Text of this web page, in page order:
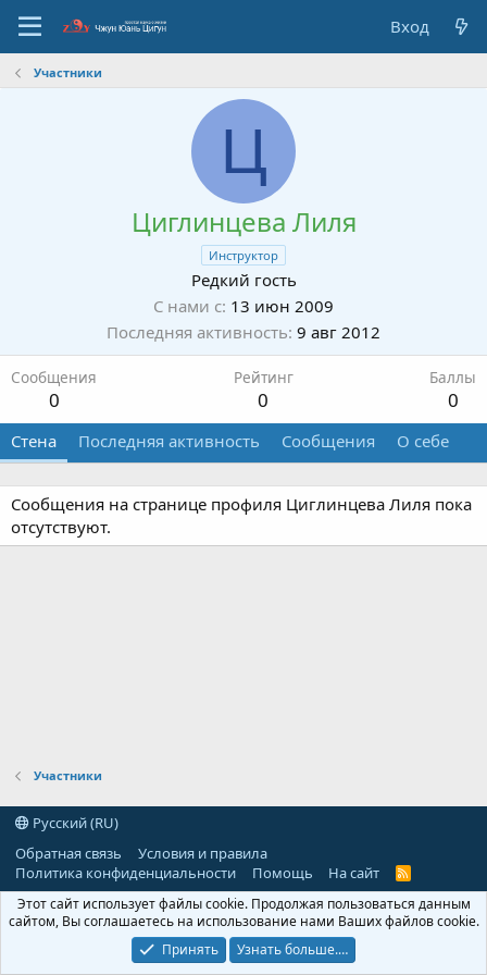
Вход
Участники
Ц
Циглинцева Лиля
Инструктор
Редкий гость
С нами с 13 июн 2009
Последняя активность 9 авг 2012
Сообщения
0
Рейтинг
0
Баллы
0
Стена Последняя активность Сообщения О себе
Сообщения на странице профиля Циглинцева Лиля пока
отсутствуют.
Участники
Русский (RU)
Обратная связь
Условия и правила
Политика конфиденциальности
Помощь На сайт
R
S
Этот сайт использует файлы cookie. Продолжая пользоваться данным
сайтом, Вы соглашаетесь на использование нами Ваших файлов cookie.
Принять
Узнать больше.…